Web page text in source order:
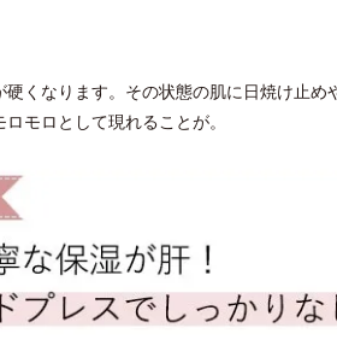
くなります。その状態の肌に日焼け止め
モロとして現れることが。